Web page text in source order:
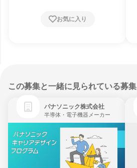
お気に入り
この募集と一緒に見られている募集
パナソニック株式会社
半導体・電子機器メーカー